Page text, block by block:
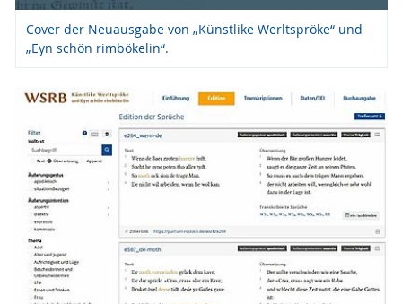
Cover der Neuausgabe von „Künstlike Werltspröke“ und
„Eyn schön rimbökelin“.